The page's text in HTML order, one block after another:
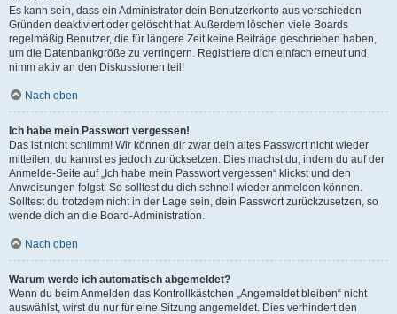
Es kann sein, dass ein Administrator dein Benutzerkonto aus verschieden
Gründen deaktiviert oder gelöscht hat. Außerdem löschen viele Boards
regelmäßig Benutzer, die für längere Zeit keine Beiträge geschrieben haben,
um die Datenbankgröße zu verringern. Registriere dich einfach erneut und
nimm aktiv an den Diskussionen teil!
Nach oben
Ich habe mein Passwort vergessen!
Das ist nicht schlimm! Wir können dir zwar dein altes Passwort nicht wieder
mitteilen, du kannst es jedoch zurücksetzen. Dies machst du, indem du auf der
Anmelde-Seite auf „Ich habe mein Passwort vergessen“ klickst und den
Anweisungen folgst. So solltest du dich schnell wieder anmelden können.
Solltest du trotzdem nicht in der Lage sein, dein Passwort zurückzusetzen, so
wende dich an die Board-Administration.
Nach oben
Warum werde ich automatisch abgemeldet?
Wenn du beim Anmelden das Kontrollkästchen „Angemeldet bleiben“ nicht
auswählst, wirst du nur für eine Sitzung angemeldet. Dies verhindert den